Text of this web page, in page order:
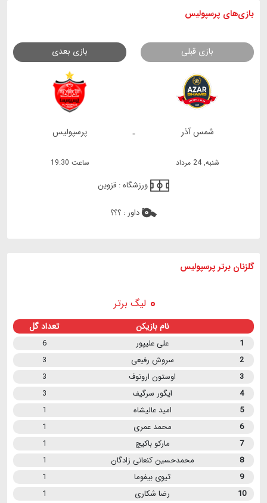
بازی های پرسپولیس
بازی قبلی بازی بعدی
- شمس آذر پرسپولیس
شنبه, 24 مرداد ساعت 19:30
ورزشگاه : قزوین
داور : ؟؟؟
گلزنان برتر پرسپولیس
لیگ برتر
نام بازیکن تعداد گل
1 علی علیپور
6
2
سروش رفیعی
3
3
اوستون ارونوف
3
4
ایگور سرگیف
3
5
امید عالیشاه
1
6
محمد عمری
1
7
مارکو باکیچ
1
8
محمدحسین کنعانی زادگان
1
9
تیوی بیفوما
1
10
رضا شکاری
1